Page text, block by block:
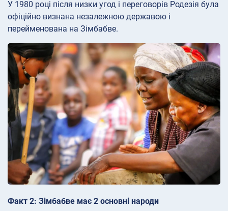
У 1980 році після низки угод і переговорів Родезія була
офіційно визнана незалежною державою і
перейменована на Зімбабве.
Факт 2: Зімбабве має 2 основні народи